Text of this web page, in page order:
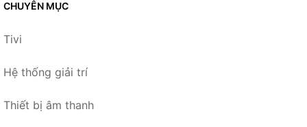
CHUYÊN MỤC
Tivi
Hệ thống giải trí
Thiết bị âm thanh